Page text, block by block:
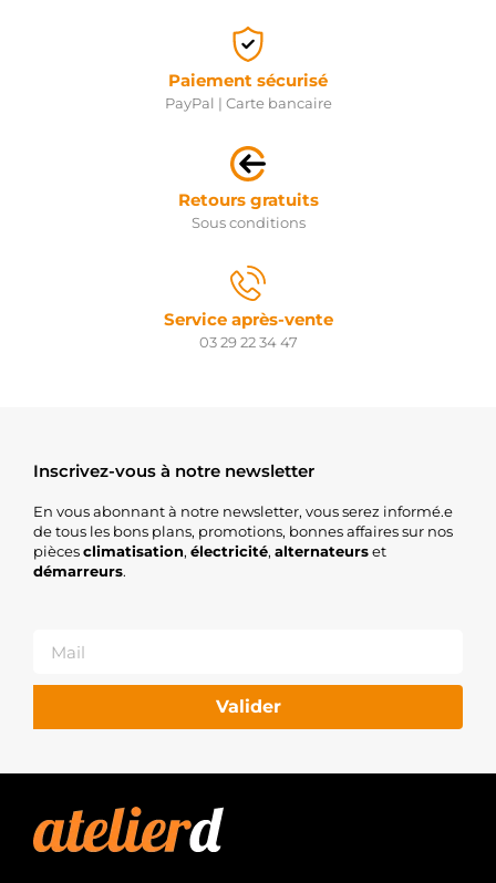
Paiement sécurisé
PayPal | Carte bancaire
Retours gratuits
Sous conditions
Service après-vente
03 29 22 34 47
Inscrivez-vous à notre newsletter
En vous abonnant à notre newsletter, vous serez informé.e
de tous les bons plans, promotions, bonnes affaires sur nos
piècesclimatisation, électricité, alternateurset
démarreurs.
Valider